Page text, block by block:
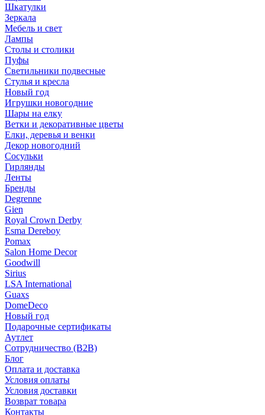
Шкатулки
Зеркала
Мебель и свет
Лампы
Столы и столики
Пуфы
Светильники подвесные
Стулья и кресла
Новый год
Игрушки новогодние
Шары на елку
Ветки и декоративные цветы
Елки, деревья и венки
Декор новогодний
Сосульки
Гирлянды
Ленты
Бренды
Degrenne
Gien
Royal Crown Derby
Esma Dereboy
Pomax
Salon Home Decor
Goodwill
Sirius
LSA International
Guaxs
DomeDeco
Новый год
Подарочные сертификаты
Аутлет
Сотрудничество (B2B)
Блог
Оплата и доставка
Условия оплаты
Условия доставки
Возврат товара
Контакты